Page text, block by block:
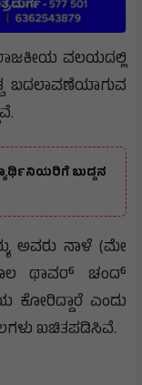
ವಲಯದಲ್ಲಿ
ಬದಲಾವಣೆಯಾಗುವ
ಬುದ್ದನ
ಅವರು ನಾಳೆ (ಮೇ
ಥಾವರ್ ಚಂದ್
ಎಂದು
ಖಚಿತಪಡಿಸಿವೆ.